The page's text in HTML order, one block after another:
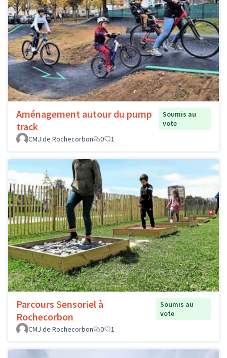
Aménagement autour du pump
track
Soumis au
vote
CMJ de Rochecorbon
0 1
Parcours Sensoriel à
Rochecorbon
Soumis au
vote
CMJ de Rochecorbon
0 1